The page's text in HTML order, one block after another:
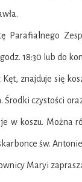
Parafialnego
18:30 lub do
Kęt, znajduje się
czystości
je w koszu. Można
św.
Maryi